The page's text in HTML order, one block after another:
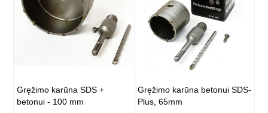
Gręžimo karūna SDS +
betonui - 100 mm
Gręžimo karūna betonui SDS-
Plus, 65mm